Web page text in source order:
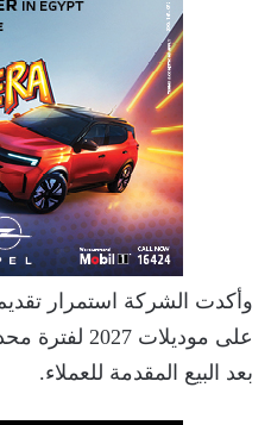
وأكدت الشركة استمرار
على
بعد البيع المقدمة للعملاء.